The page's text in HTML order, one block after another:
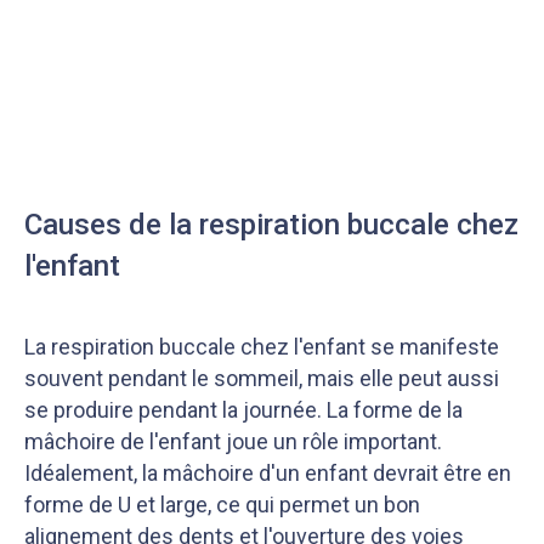
Causes de la respiration buccale chez
l'enfant
La respiration buccale chez l'enfant se manifeste
souvent pendant le sommeil, mais elle peut aussi
se produire pendant la journée. La forme de la
mâchoire de l'enfant joue un rôle important.
Idéalement, la mâchoire d'un enfant devrait être en
forme de U et large, ce qui permet un bon
alignement des dents et l'ouverture des voies